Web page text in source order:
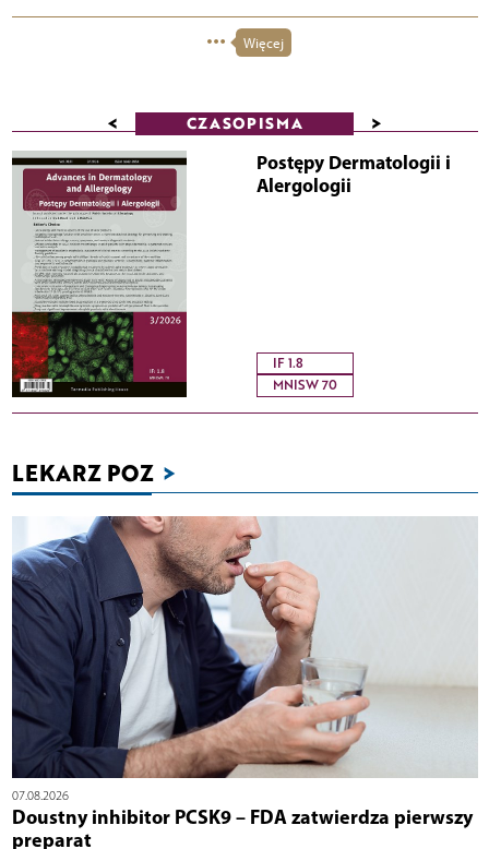
Więcej
< CZASOPISMA >
Postępy Dermatologii i
Alergologii
IF 1.8
MNISW 70
LEKARZ POZ >
07.08.2026
Doustny inhibitor PCSK9 – FDA zatwierdza pierwszy
preparat